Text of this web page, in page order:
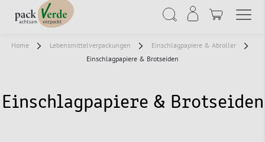
Home Lebensmittelverpackungen
Einschlagpapiere & Abroller
Einschlagpapiere & Brotseiden
Einschlagpapiere & Brotseiden